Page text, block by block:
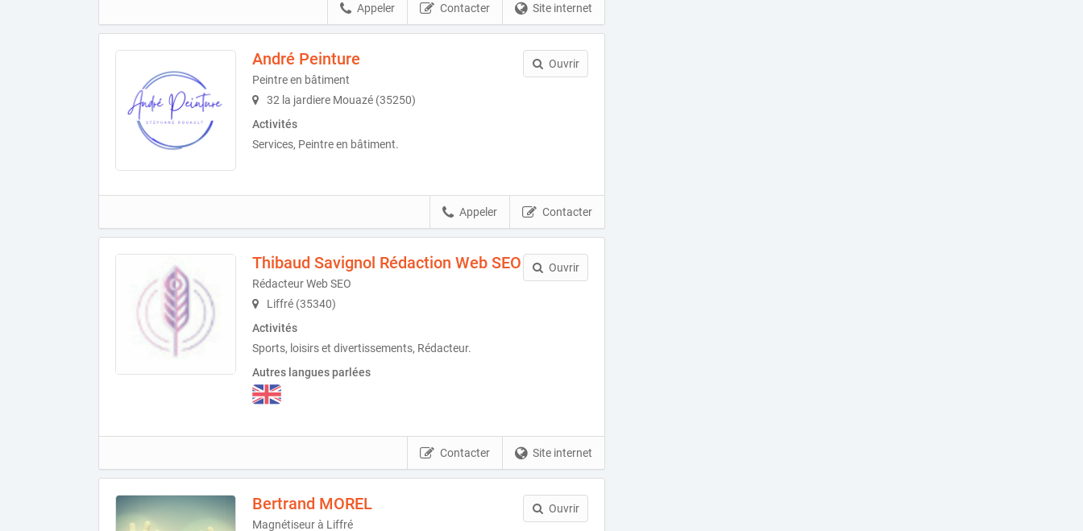
Site internet
Contacter
Appeler
André Peinture
Peintre en bâtiment
32 la jardiere Mouazé (35250)
Activités
Services, Peintre en bâtiment.
Ouvrir
Contacter
Appeler
Thibaud Savignol Rédaction Web SEO
Rédacteur Web SEO
Liffré (35340)
Activités
Sports, loisirs et divertissements, Rédacteur.
Autres langues parlées
Ouvrir
Site internet
Contacter
Bertrand MOREL
Magnétiseur à Liffré
Ouvrir